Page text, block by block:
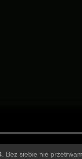
siebie nie